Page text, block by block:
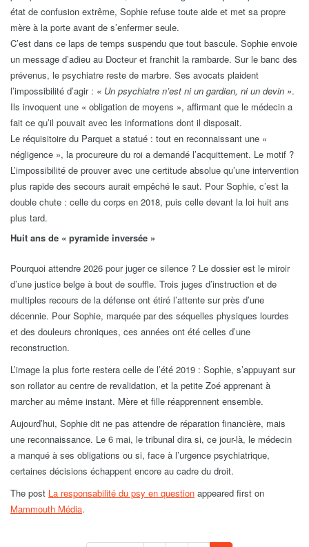
état de confusion extrême, Sophie refuse toute aide et met sa propre
mère à la porte avant de s’enfermer seule.
C’est dans ce laps de temps suspendu que tout bascule. Sophie envoie
un message d’adieu au Docteur et franchit la rambarde. Sur le banc des
prévenus, le psychiatre reste de marbre. Ses avocats plaident
l’impossibilité d’agir : « Un psychiatre n’est ni un gardien, ni un devin ».
Ils invoquent une « obligation de moyens », affirmant que le médecin a
fait ce qu’il pouvait avec les informations dont il disposait.
Le réquisitoire du Parquet a statué : tout en reconnaissant une «
négligence », la procureure du roi a demandé l’acquittement. Le motif ?
L’impossibilité de prouver avec une certitude absolue qu’une intervention
plus rapide des secours aurait empêché le saut. Pour Sophie, c’est la
double chute : celle du corps en 2018, puis celle devant la loi huit ans
plus tard.
Huit ans de « pyramide inversée »
Pourquoi attendre 2026 pour juger ce silence ? Le dossier est le miroir
d’une justice belge à bout de souffle. Trois juges d’instruction et de
multiples recours de la défense ont étiré l’attente sur près d’une
décennie. Pour Sophie, marquée par des séquelles physiques lourdes
et des douleurs chroniques, ces années ont été celles d’une
reconstruction.
L’image la plus forte restera celle de l’été 2019 : Sophie, s’appuyant sur
son rollator au centre de revalidation, et la petite Zoé apprenant à
marcher au même instant. Mère et fille réapprennent ensemble.
Aujourd’hui, Sophie dit ne pas attendre de réparation financière, mais
une reconnaissance. Le 6 mai, le tribunal dira si, ce jour-là, le médecin
a manqué à ses obligations ou si, face à l’urgence psychiatrique,
certaines décisions échappent encore au cadre du droit.
The post La responsabilité du psy en question appeared first on
Mammouth Média.